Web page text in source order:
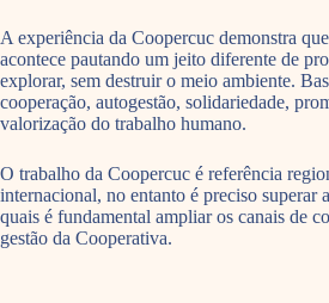
A experiência da Coopercuc demonstra
acontece pautando um jeito diferente de
explorar, sem destruir o meio ambiente.
cooperação, autogestão, solidariedade,
valorização do trabalho humano.
O trabalho da Coopercuc é referência
internacional, no entanto é preciso superar
quais é fundamental ampliar os canais de
gestão da Cooperativa.